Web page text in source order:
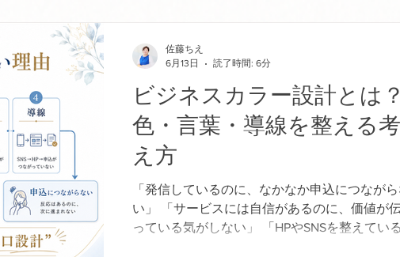
ビジネスカラー設計とは？
色・言葉・導線を整える考
え方
「発信しているのに、なかなか申込につなが
い」 「サービスには自信があるのに、価値が
っている気がしない」 「HPやSNSを整えてい
佐藤ちえ
6月13日
読了時間: 6分